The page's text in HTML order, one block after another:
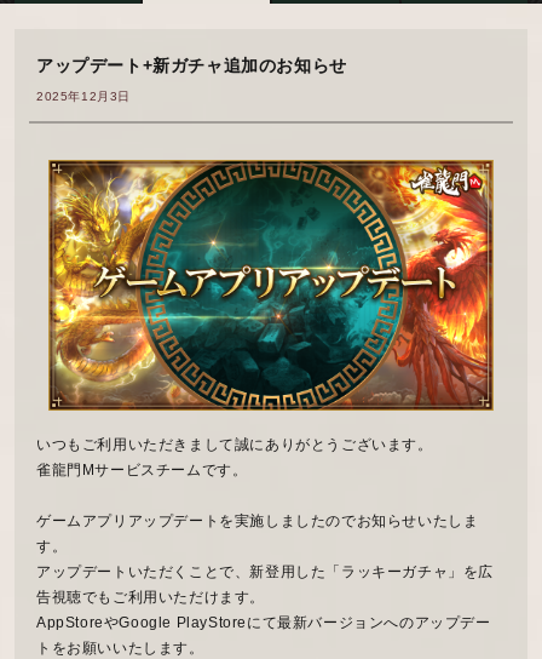
アップデート+新ガチャ追加のお知らせ
2025年12月3日
いつもご利用いただきまして誠にありがとうございます。
雀龍門Mサービスチームです。
ゲームアプリアップデートを実施しましたのでお知らせいたしま
す。
アップデートいただくことで、新登用した「ラッキーガチャ」を広
告視聴でもご利用いただけます。
AppStoreやGoogle PlayStoreにて最新バージョンへのアップデー
トをお願いいたします。